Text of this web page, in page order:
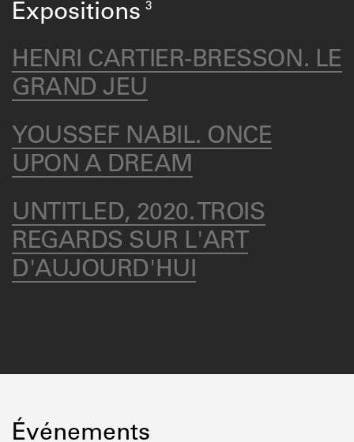
Expositions 3
HENRI CARTIER-BRESSON. LE
GRAND JEU
YOUSSEF NABIL. ONCE
UPON A DREAM
UNTITLED, 2020. TROIS
REGARDS SUR L'ART
D'AUJOURD'HUI
Événements